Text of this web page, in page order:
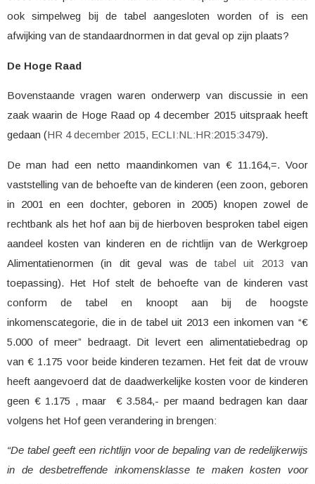
ook simpelweg bij de tabel aangesloten worden of is een
afwijking van de standaardnormen in dat geval op zijn plaats?
De Hoge Raad
Bovenstaande vragen waren onderwerp van discussie in een
zaak waarin de Hoge Raad op 4 december 2015 uitspraak heeft
gedaan (HR 4 december 2015, ECLI:NL:HR:2015:3479).
De man had een netto maandinkomen van € 11.164,=. Voor
vaststelling van de behoefte van de kinderen (een zoon, geboren
in 2001 en een dochter, geboren in 2005) knopen zowel de
rechtbank als het hof aan bij de hierboven besproken tabel eigen
aandeel kosten van kinderen en de richtlijn van de Werkgroep
Alimentatienormen (in dit geval was detabel uit 2013 van
toepassing). Het Hof stelt de behoefte van de kinderen vast
conform de tabel en knoopt aan bij de hoogste
inkomenscategorie, die in de tabel uit 2013 een inkomen van “€
5.000 of meer” bedraagt. Dit levert een alimentatiebedrag op
van € 1.175 voor beide kinderen tezamen. Het feit dat de vrouw
heeft aangevoerd dat de daadwerkelijke kosten voor de kinderen
geen € 1.175 , maar € 3.584,- per maand bedragen kan daar
volgens het Hof geen verandering in brengen:
“De tabel geeft een richtlijn voor de bepaling van de redelijkerwijs
in de desbetreffende inkomensklasse te maken kosten voor